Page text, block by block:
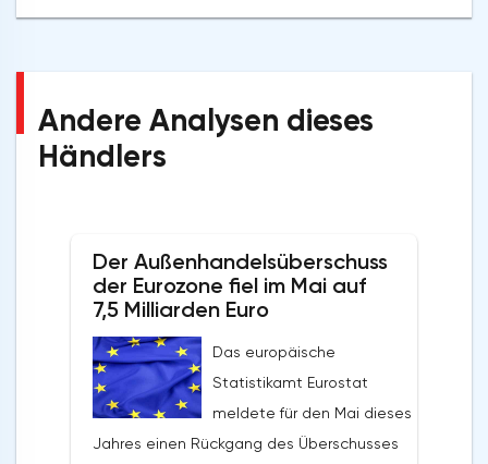
Andere Analysen dieses
Händlers
Der Außenhandelsüberschuss
der Eurozone fiel im Mai auf
7,5 Milliarden Euro
Das europäische
Statistikamt Eurostat
meldete für den Mai dieses
Jahres einen Rückgang des Überschusses